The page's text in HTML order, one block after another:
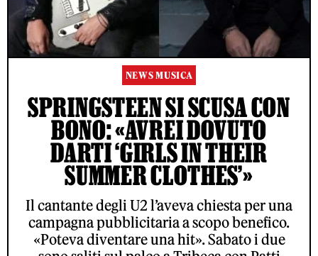
NEWS MUSICA
SPRINGSTEEN SI SCUSA CON
BONO: «AVREI DOVUTO
DARTI ‘GIRLS IN THEIR
SUMMER CLOTHES’»
Il cantante degli U2 l’aveva chiesta per una
campagna pubblicitaria a scopo benefico.
«Poteva diventare una hit». Sabato i due